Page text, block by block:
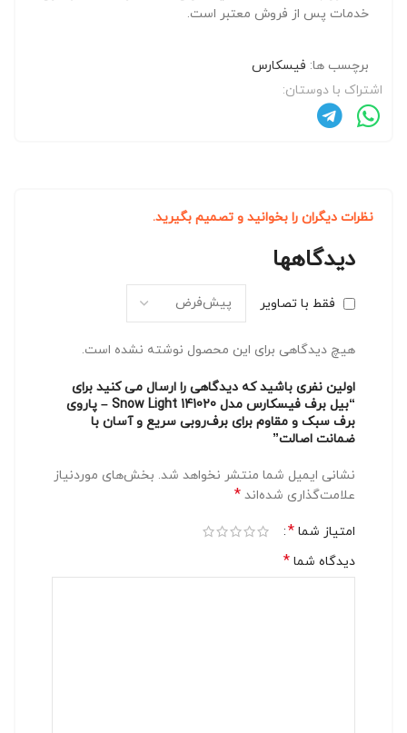
خدمات پس از فروش معتبر است.
برچسب ها: فیسکارس
اشتراک با دوستان:
نظرات دیگران را بخوانید و تصمیم بگیرید.
دیدگاهها
فقط با تصاویر
هیچ دیدگاهی برای این محصول نوشته نشده است.
اولین نفری باشید که دیدگاهی را ارسال می کنید برای
“بیل برف فیسکارس مدل 141020 Snow Light – پاروی
برف سبک و مقاوم برای برف‌روبی سریع و آسان با
ضمانت اصالت”
نشانی ایمیل شما منتشر نخواهد شد. بخش‌های موردنیاز
علامت‌گذاری شده‌اند *
امتیاز شما *
دیدگاه شما *